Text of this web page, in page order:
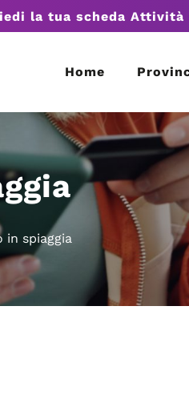
la tua scheda
Home
in spiaggia